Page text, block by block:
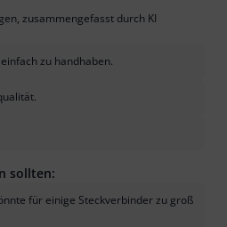
zusammengefasst durch KI
zu handhaben.
sollten:
für einige Steckverbinder zu groß